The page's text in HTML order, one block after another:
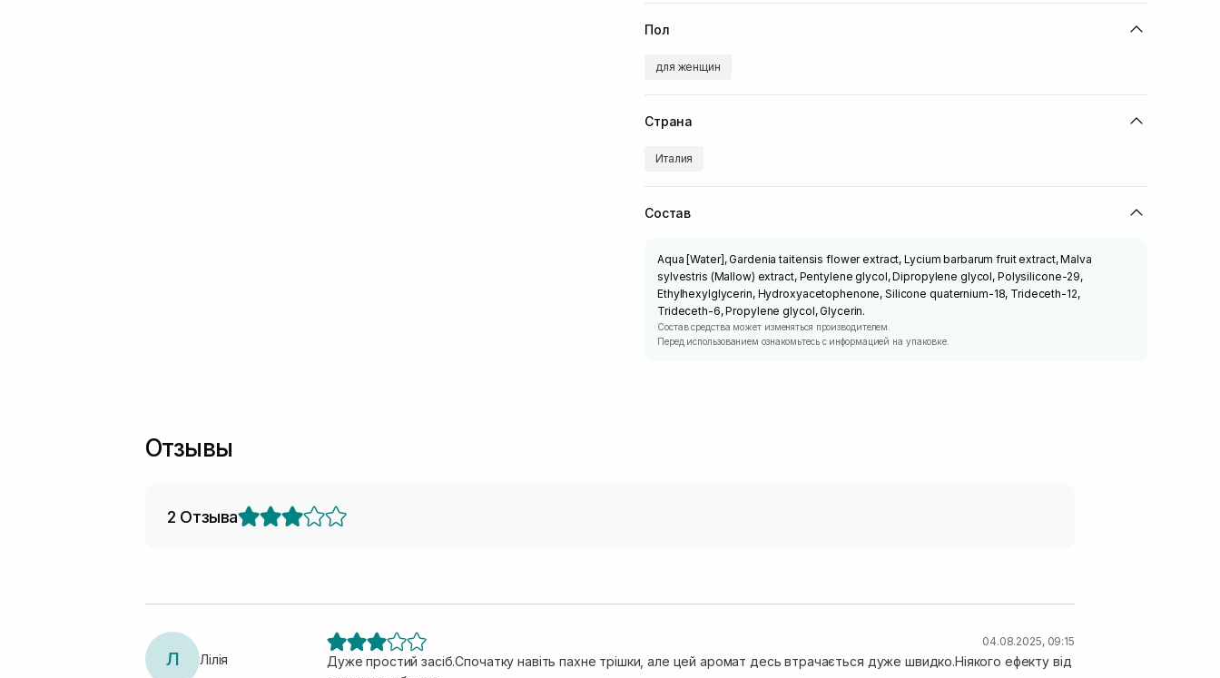
Пол
для женщин
Страна
Италия
Состав
Aqua [Water], Gardenia taitensis flower extract, Lycium barbarum fruit extract, Malva
sylvestris (Mallow) extract, Pentylene glycol, Dipropylene glycol, Polysilicone-29,
Ethylhexylglycerin, Hydroxyacetophenone, Silicone quaternium-18, Trideceth-12,
Trideceth-6, Propylene glycol, Glycerin.
Состав средства может изменяться производителем.
Перед использованием ознакомьтесь с информацией на упаковке.
Отзывы
2 Отзыва
Л Лілія
04.08.2025, 09:15
Дуже простий засіб.Спочатку навіть пахне трішки, але цей аромат десь втрачається дуже швидко.Ніякого ефекту від